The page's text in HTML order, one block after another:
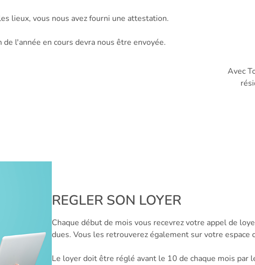
lieux, vous nous avez fourni une attestation.
l'année en cours devra nous être envoyée.
Avec
REGLER SON LOYER
Chaque début de mois vous recevrez votre appel de
dues. Vous les retrouverez également sur votre espace
Le loyer doit être réglé avant le 10 de chaque mois par